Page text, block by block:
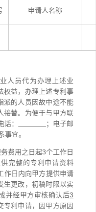
申请人名称
人员代为办理上述业
权益，办理上述专利事
派的人员因故中途不能
替。 为便于与甲方联
话： ； 电子邮
事宜。
费用之日起3个工作日
完整的专利申请资料
作日内向甲方提供申请
生更改，初稿时限以实
并经甲方审核确认后3
专利申请，因甲方原因